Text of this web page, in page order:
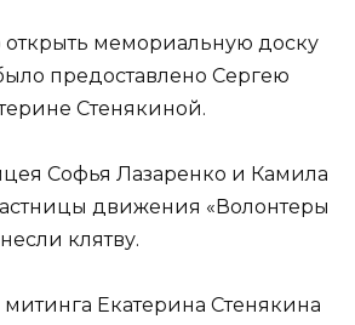
открыть мемориальную доску
предоставлено Сергею
Стенякиной.
Софья Лазаренко и Камила
движения «Волонтеры
клятву.
Екатерина Стенякина